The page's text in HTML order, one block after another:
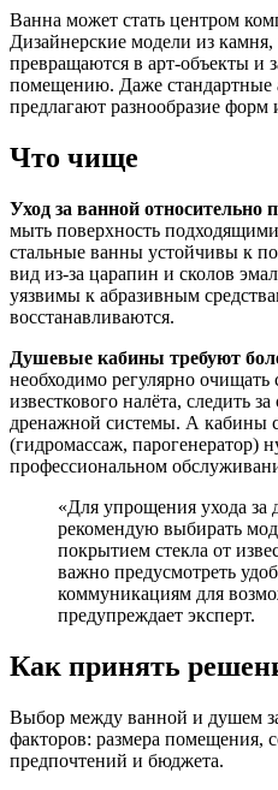
Ванна может стать центром
Дизайнерские модели из
превращаются в арт-объекты и
помещению. Даже
предлагают разнообразие форм
Что чище
Уход за ванной относительно
мыть поверхность
стальные ванны устойчивы к
вид из-за царапин и сколов
уязвимы к абразивным
восстанавливаются.
Душевые кабины требуют
необходимо регулярно очищать
известкового налёта, следить
дренажной системы. А кабины
(гидромассаж, парогенератор)
профессиональном
«Для упрощения ухода за
рекомендую выбирать
покрытием стекла от
важно предусмотреть
коммуникациям для
предупреждает эксперт.
Как принять
Выбор между ванной и душем
факторов: размера помещения,
предпочтений и бюджета.